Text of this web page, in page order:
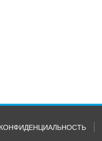
КОНФИДЕНЦИАЛЬНОСТЬ